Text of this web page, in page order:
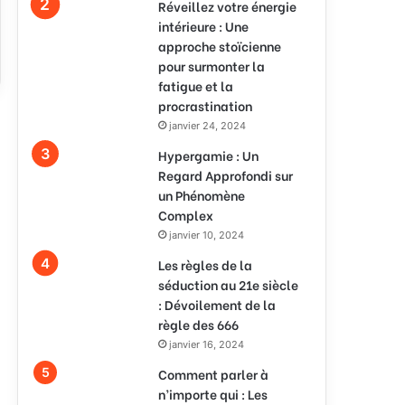
Réveillez votre énergie
intérieure : Une
approche stoïcienne
pour surmonter la
fatigue et la
procrastination
janvier 24, 2024
Hypergamie : Un
Regard Approfondi sur
un Phénomène
Complex
janvier 10, 2024
Les règles de la
séduction au 21e siècle
: Dévoilement de la
règle des 666
janvier 16, 2024
Comment parler à
n’importe qui : Les